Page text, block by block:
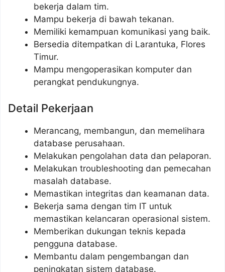
bekerja dalam tim.
Mampu bekerja di bawah tekanan.
Memiliki kemampuan komunikasi yang baik.
Bersedia ditempatkan di Larantuka, Flores
Timur.
Mampu mengoperasikan komputer dan
perangkat pendukungnya.
Detail Pekerjaan
Merancang, membangun, dan memelihara
database perusahaan.
Melakukan pengolahan data dan pelaporan.
Melakukan troubleshooting dan pemecahan
masalah database.
Memastikan integritas dan keamanan data.
Bekerja sama dengan tim IT untuk
memastikan kelancaran operasional sistem.
Memberikan dukungan teknis kepada
pengguna database.
Membantu dalam pengembangan dan
peningkatan sistem database.